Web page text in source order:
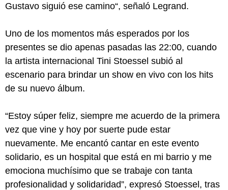
Gustavo siguió ese camino“, señaló Legrand.
Uno de los momentos más esperados por los
presentes se dio apenas pasadas las 22:00, cuando
la artista internacional Tini Stoessel subió al
escenario para brindar un show en vivo con los hits
de su nuevo álbum.
“Estoy súper feliz, siempre me acuerdo de la primera
vez que vine y hoy por suerte pude estar
nuevamente. Me encantó cantar en este evento
solidario, es un hospital que está en mi barrio y me
emociona muchísimo que se trabaje con tanta
profesionalidad y solidaridad”, expresó Stoessel, tras